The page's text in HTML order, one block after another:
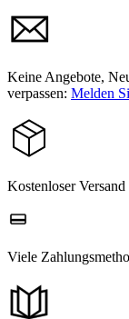
Keine Angebote,
verpassen: Melden
Kostenloser
Viele